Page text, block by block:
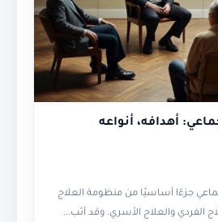
أهدافه، أنواعه
جزءًا أساسيًا من منظومة العلاج
الفردي والعلاج الأسري. وقد أثب...